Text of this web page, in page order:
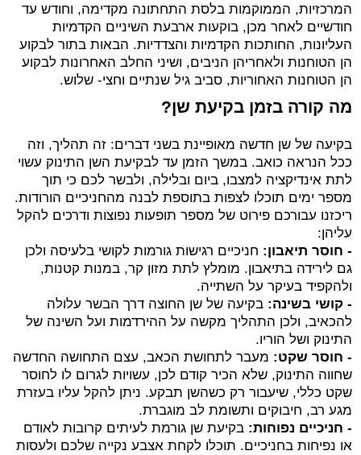
המרכזיות, הממוקמות בלסת התחתונה מקדימה, וחודש עד
חודשיים לאחר מכן, בוקעות ארבעת השיניים הקדמיות
העליונות, החותכות הקדמיות והצדדיות. הבאות בתור לבקוע
הן הטוחנות ולאחריהן הניבים, ושיני החלב האחרונות לבקוע
הן הטוחנות האחוריות, סביב גיל שנתיים וחצי- שלוש.
מה קורה בזמן בקיעת שן?
בקיעה של שן חדשה מאופיינת בשני דברים: זה תהליך, וזה
ככל הנראה כואב. במשך הזמן עד לבקיעת השן התינוק עשוי
לתת אינדיקציה למצבו, ביום ובלילה, ולבשר לכם כי תוך
מספר ימים תוכלו לצפות בתוספת לבנה מהחניכיים הורודות.
ריכזנו עבורכם פירוט של מספר תופעות נפוצות ודרכים להקל
עליהן:
- חוסר תיאבון: חניכיים רגישות גורמות לקושי בלעיסה ולכן
גם לירידה בתיאבון. מומלץ לתת מזון קר, במנות קטנות,
ולהקפיד בעיקר על השתייה.
- קושי בשינה:בקיעה של שן החוצה דרך הבשר עלולה
להכאיב, ולכן התהליך מקשה על ההירדמות ועל השינה של
התינוק ושל הוריו.
- חוסר שקט: מעבר לתחושת הכאב, עצם התחושה החדשה
שחווה התינוק, שלא הכיר קודם לכן, עשויות לגרום לו לחוסר
שקט כללי, שיעבור רק כשהשן תבקע. ניתן להקל עליו בעזרת
מגע רב, חיבוקים ותשומת לב מוגברת.
- חניכיים נפוחות:בקיעת שן גורמת לעיתים קרובות לאודם
או נפיחות בחניכיים. תוכלו לקחת אצבע נקייה שלכם ולעסות